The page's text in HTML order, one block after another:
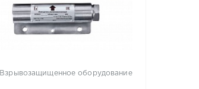
Взрывозащищенное оборудование